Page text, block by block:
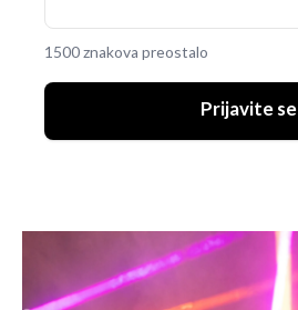
1500 znakova preostalo
Prijavite se